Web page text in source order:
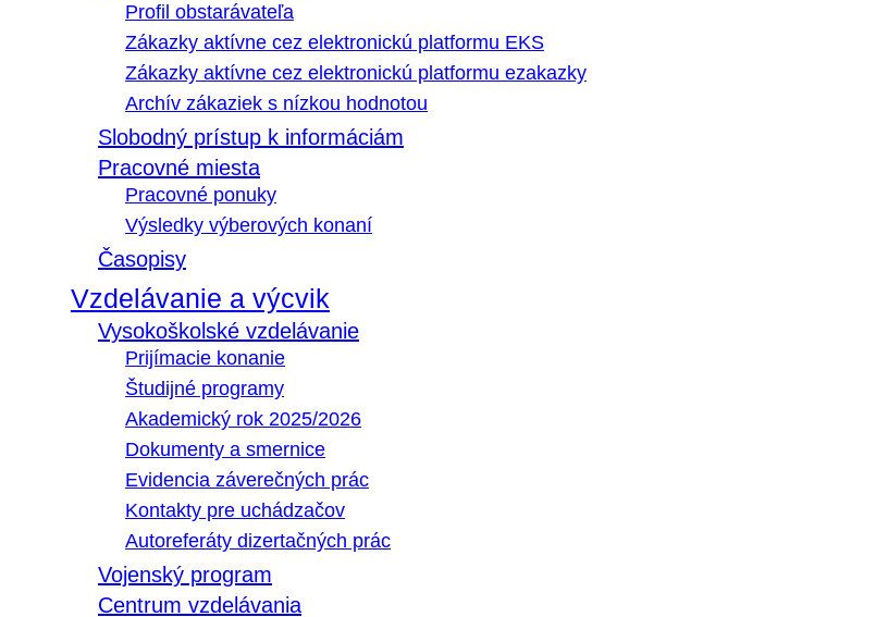
Profil obstarávateľa
Zákazky aktívne cez elektronickú platformu EKS
Zákazky aktívne cez elektronickú platformu ezakazky
Archív zákaziek s nízkou hodnotou
Slobodný prístup k informáciám
Pracovné miesta
Pracovné ponuky
Výsledky výberových konaní
Časopisy
Vzdelávanie a výcvik
Vysokoškolské vzdelávanie
Prijímacie konanie
Študijné programy
Akademický rok 2025/2026
Dokumenty a smernice
Evidencia záverečných prác
Kontakty pre uchádzačov
Autoreferáty dizertačných prác
Vojenský program
Centrum vzdelávania